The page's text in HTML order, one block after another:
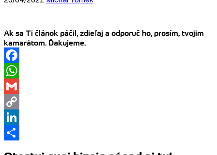
Ak sa Ti článok páčil, zdieľaj a odporuč ho, prosím, tvojim
kamarátom. Ďakujeme.
Facebook
WhatsApp
Gmail
Copy
Link
LinkedIn